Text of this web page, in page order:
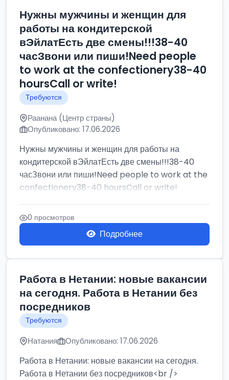
Нужны мужчины и женщин для
работы на кондитерской
вЭйлатЕсть две смены!!!38-40
часЗвони или пиши!Need people
to work at the confectionery38-40
hoursCall or write!
Требуются
Раанана (Центр страны)
Опубликовано: 17.06.2026
Нужны мужчины и женщин для работы на
кондитерской вЭйлатЕсть две смены!!!38-40
часЗвони или пиши!Need people to work at the
confectionery38-40 hoursCall or write!
0 просмотров
Подробнее
Работа в Нетании: новые вакансии
на сегодня. Работа в Нетании без
посредников
Требуются
Натания Опубликовано: 17.06.2026
Работа в Нетании: новые вакансии на сегодня.
Работа в Нетании без посредников<br />